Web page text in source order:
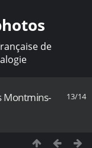
de
13/14
Montmins-